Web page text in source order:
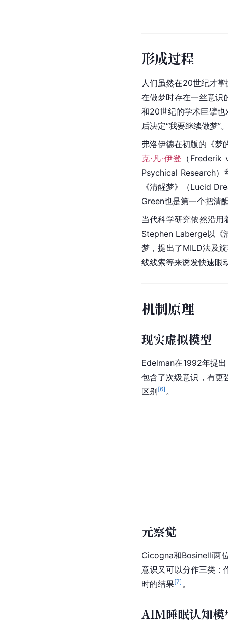
形成过程
人们虽然在20世纪才
在做梦时存在一丝意识
和20世纪的学术巨擘
后决定“我要继续做梦”
弗洛伊德在初版的《梦
克·凡·伊登 （
Psychical Research）
《清醒梦》（Lucid
Green也是第一个把清
当代科学研究依然沿
Stephen Laberge以《
梦，提出了MILD法及
线线索等来诱发快速眼
机制原理
现实虚拟模型
Edelman在1992年提
包含了次级意识，有更
区别[6] 。
元察觉
Cicogna和Bosinelli两
意识又可以分作三类：
时的结果[7] 。
AIM睡眠认知模